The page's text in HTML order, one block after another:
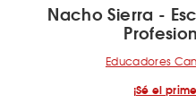
Nacho Sierra -
Educadores
¡Sé el